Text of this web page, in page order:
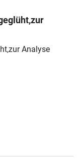
Analyse